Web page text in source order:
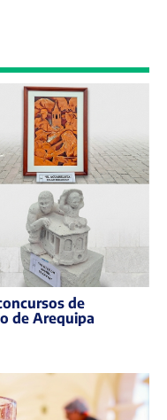
de
de Arequipa